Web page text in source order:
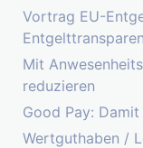
Vortrag EU-
Mit
reduzieren
Good Pay:
Wertguthaben /